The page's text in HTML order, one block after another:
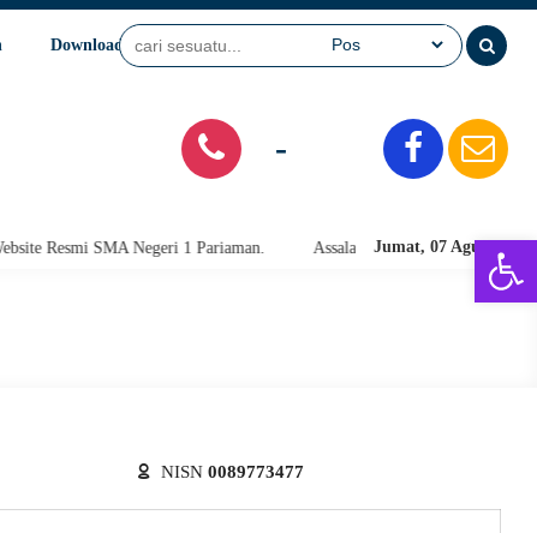
Download Video
-
Jumat, 07 Agu 2026
Resmi SMA Negeri 1 Pariaman. Assalamu'alaikum warahmatullahi
NISN 0089773477